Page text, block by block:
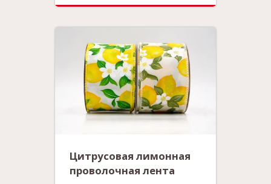
Цитрусовая лимонная
проволочная лента